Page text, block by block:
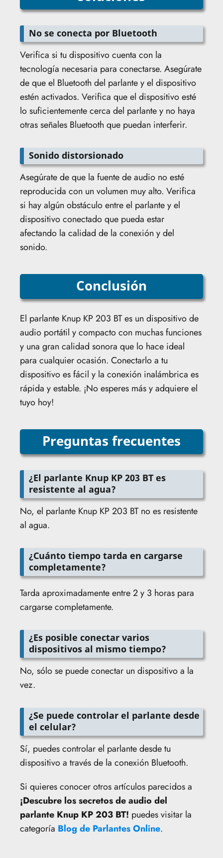
No se conecta por Bluetooth
Verifica si tu dispositivo cuenta con la
tecnología necesaria para conectarse. Asegúrate
de que el Bluetooth del parlante y el dispositivo
estén activados. Verifica que el dispositivo esté
lo suficientemente cerca del parlante y no haya
otras señales Bluetooth que puedan interferir.
Sonido distorsionado
Asegúrate de que la fuente de audio no esté
reproducida con un volumen muy alto. Verifica
si hay algún obstáculo entre el parlante y el
dispositivo conectado que pueda estar
afectando la calidad de la conexión y del
sonido.
Conclusión
El parlante Knup KP 203 BT es un dispositivo de
audio portátil y compacto con muchas funciones
y una gran calidad sonora que lo hace ideal
para cualquier ocasión. Conectarlo a tu
dispositivo es fácil y la conexión inalámbrica es
rápida y estable. ¡No esperes más y adquiere el
tuyo hoy!
Preguntas frecuentes
¿El parlante Knup KP 203 BT es
resistente al agua?
No, el parlante Knup KP 203 BT no es resistente
al agua.
¿Cuánto tiempo tarda en cargarse
completamente?
Tarda aproximadamente entre 2 y 3 horas para
cargarse completamente.
¿Es posible conectar varios
dispositivos al mismo tiempo?
No, sólo se puede conectar un dispositivo a la
vez.
¿Se puede controlar el parlante desde
el celular?
Sí, puedes controlar el parlante desde tu
dispositivo a través de la conexión Bluetooth.
Si quieres conocer otros artículos parecidos a
¡Descubre los secretos de audio del
parlante Knup KP 203 BT! puedes visitar la
categoría Blog de Parlantes Online.